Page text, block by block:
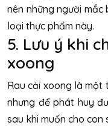
nên những người
loại thực phẩm này.
5. Lưu ý khi
xoong
Rau cải xoong là một
nhưng để phát huy
sau khi muốn cho con